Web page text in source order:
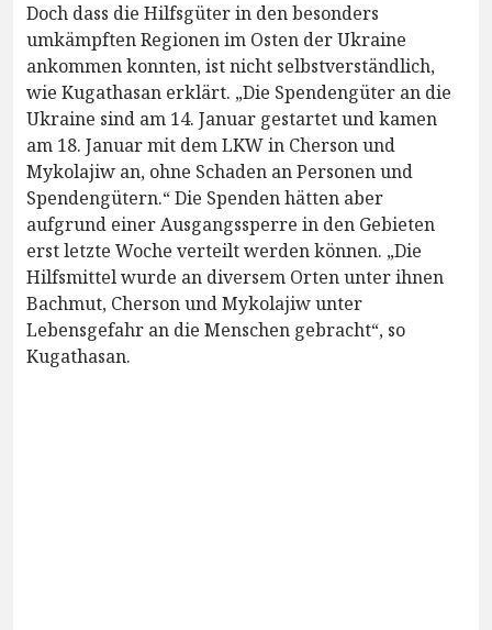
Doch dass die Hilfsgüter in den besonders
umkämpften Regionen im Osten der Ukraine
ankommen konnten, ist nicht selbstverständlich,
wie Kugathasan erklärt. „Die Spendengüter an die
Ukraine sind am 14. Januar gestartet und kamen
am 18. Januar mit dem LKW in Cherson und
Mykolajiw an, ohne Schaden an Personen und
Spendengütern.“ Die Spenden hätten aber
aufgrund einer Ausgangssperre in den Gebieten
erst letzte Woche verteilt werden können. „Die
Hilfsmittel wurde an diversem Orten unter ihnen
Bachmut, Cherson und Mykolajiw unter
Lebensgefahr an die Menschen gebracht“, so
Kugathasan.